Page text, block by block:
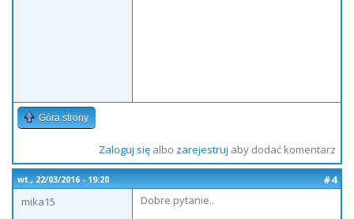
Góra strony
Zaloguj sięalbo zarejestruj aby dodać komentarz
wt., 22/03/2016 - 19:20
#4
mika15
Dobre pytanie..